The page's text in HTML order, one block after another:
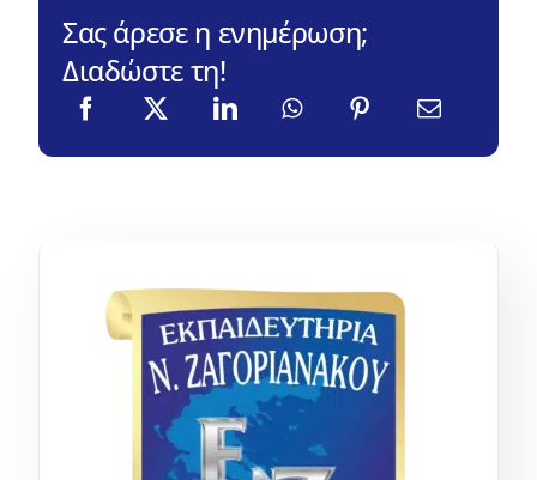
Σας άρεσε η ενημέρωση;
Διαδώστε τη!